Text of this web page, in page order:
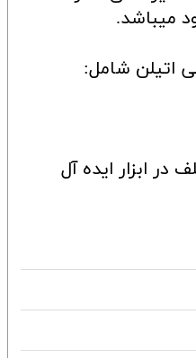
اتیلن شامل:
در ابزار ایده آل